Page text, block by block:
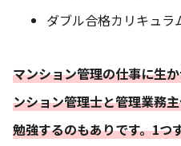
ダブル合格カリキュラ
マンション管理の仕事に生
ンション管理士と管理業務
勉強するのもありです。1つ